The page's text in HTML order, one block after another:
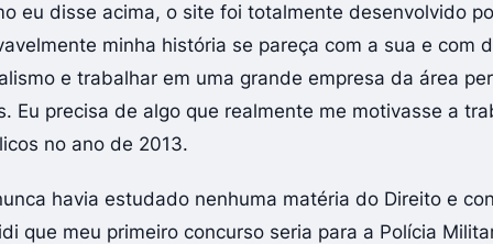
eu disse acima, o site foi totalmente desenvolvido
minha história se pareça com a sua e com
e trabalhar em uma grande empresa da área
Eu precisa de algo que realmente me motivasse a
no ano de 2013.
havia estudado nenhuma matéria do Direito e
que meu primeiro concurso seria para a Polícia